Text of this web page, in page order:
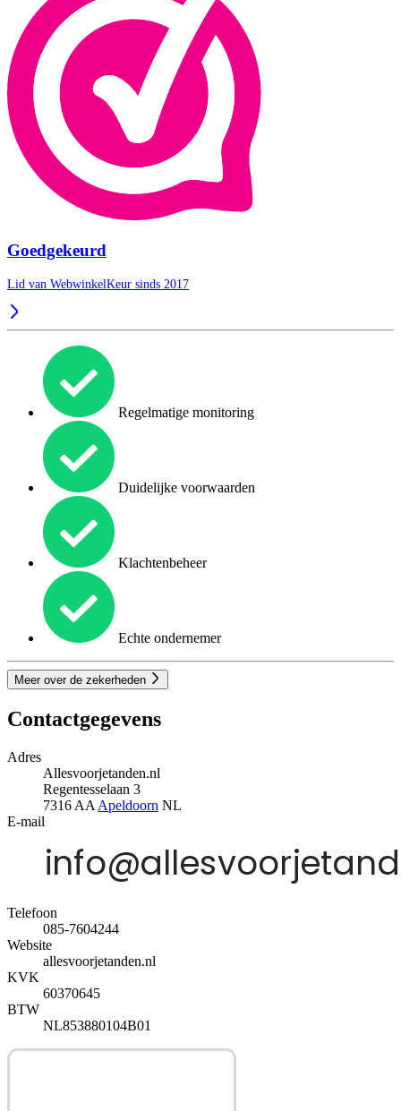
Goedgekeurd
Lid van WebwinkelKeur sinds 2017
Regelmatige monitoring
Duidelijke voorwaarden
Klachtenbeheer
Echte ondernemer
Meer over de zekerheden
Contactgegevens
Adres
Allesvoorjetanden.nl
Regentesselaan 3
7316 AA Apeldoorn NL
E-mail
Telefoon
085-7604244
Website
allesvoorjetanden.nl
KVK
60370645
BTW
NL853880104B01